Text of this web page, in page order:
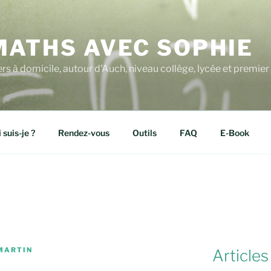
AVEC SOPHIE
à domicile, autour d'Auch, niveau collège, lycée et
suis-je ? Rendez-vous Outils FAQ E-Book